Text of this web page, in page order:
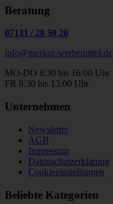
Beratung
07131 / 28 50 20
info@merkur-werbemittel.de
MO-DO 8:30 bis 16:00 Uhr
FR 8:30 bis 13:00 Uhr
Unternehmen
Newsletter
AGB
Impressum
Datenschutzerklärung
Cookieeinstellungen
Beliebte Kategorien